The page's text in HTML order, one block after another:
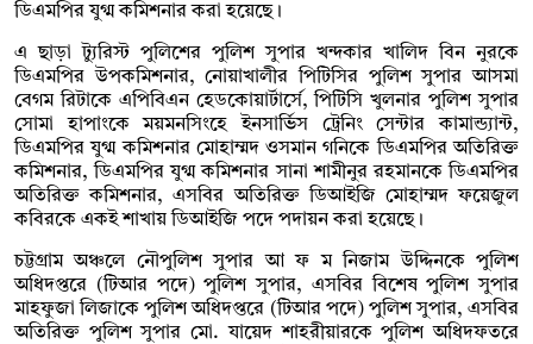
ডিএমপির যুগ্ম কমিশনার করা হয়েছে।
এ ছাড়া ট্যুরিস্ট পুলিশের পুলিশ সুপার খন্দকার খালিদ বিন নুরকে
ডিএমপির উপকমিশনার, নোয়াখালীর পিটিসির পুলিশ সুপার আসমা
বেগম রিটাকে এপিবিএন হেডকোয়ার্টার্সে, পিটিসি খুলনার পুলিশ সুপার
সোমা হাপাংকে ময়মনসিংহে ইনসার্ভিস ট্রেনিং সেন্টার কামান্ড্যান্ট,
ডিএমপির যুগ্ম কমিশনার মোহাম্মদ ওসমান গনিকে ডিএমপির অতিরিক্ত
কমিশনার, ডিএমপির যুগ্ম কমিশনার সানা শামীনুর রহমানকে ডিএমপির
অতিরিক্ত কমিশনার, এসবির অতিরিক্ত ডিআইজি মোহাম্মদ ফয়েজুল
কবিরকে একই শাখায় ডিআইজি পদে পদায়ন করা হয়েছে।
চট্টগ্রাম অঞ্চলে নৌপুলিশ সুপার আ ফ ম নিজাম উদ্দিনকে পুলিশ
অধিদপ্তরে (টিআর পদে) পুলিশ সুপার, এসবির বিশেষ পুলিশ সুপার
মাহফুজা লিজাকে পুলিশ অধিদপ্তরে (টিআর পদে) পুলিশ সুপার, এসবির
অতিরিক্ত পুলিশ সুপার মো. যায়েদ শাহরীয়ারকে পুলিশ অধিদফতরে